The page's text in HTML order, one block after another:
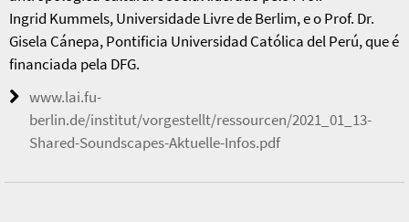
Ingrid Kummels, Universidade Livre de Berlim, e o Prof. Dr.
Gisela Cánepa, Pontificia Universidad Católica del Perú, que é
financiada pela DFG.
www.lai.fu-
berlin.de/institut/vorgestellt/ressourcen/2021_01_13-
Shared-Soundscapes-Aktuelle-Infos.pdf